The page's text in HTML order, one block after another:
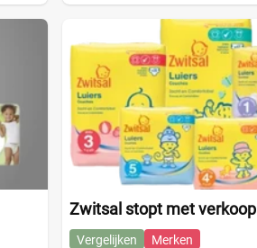
Zwitsal stopt met
Vergelijken Merken